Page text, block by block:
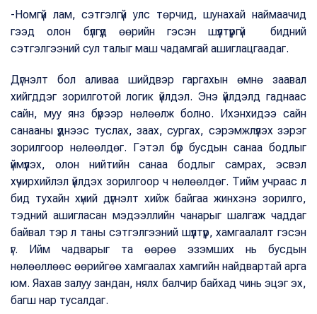
-Номгүй лам, сэтгэлгүй улс төрчид, шунахай наймаачид
гээд олон бүлгүүд өөрийн гэсэн шүүлтүүргүй бидний
сэтгэлгээний сул талыг маш чадамгай ашиглацгаадаг.
Дүгнэлт бол аливаа шийдвэр гаргахын өмнө заавал
хийгддэг зорилготой логик үйлдэл. Энэ үйлдэлд гаднаас
сайн, муу янз бүрээр нөлөөлж болно. Ихэнхидээ сайн
санааны үүднээс туслах, заах, сургах, сэрэмжлүүлэх зэрэг
зорилгоор нөлөөлдөг. Гэтэл бүр бусдын санаа бодлыг
үймүүлэх, олон нийтийн санаа бодлыг самрах, эсвэл
хүчирхийлэл үйлдэх зорилгоор ч нөлөөлдөг. Тийм учраас л
бид тухайн хүний дүгнэлт хийж байгаа жинхэнэ зорилго,
тэдний ашигласан мэдээллийн чанарыг шалгаж чаддаг
байвал тэр л таны сэтгэлгээний шүүлтүүр, хамгаалалт гэсэн
үг. Ийм чадварыг та өөрөө эзэмших нь бусдын
нөлөөллөөс өөрийгөө хамгаалах хамгийн найдвартай арга
юм. Яахав залуу зандан, нялх балчир байхад чинь эцэг эх,
багш нар тусалдаг.